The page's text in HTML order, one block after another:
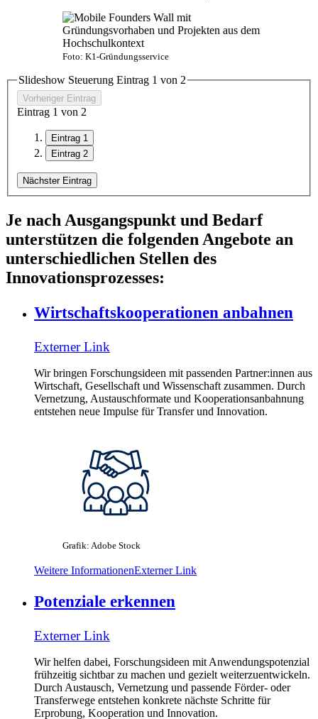
Foto: K1-Gründungsservice
Slideshow Steuerung Eintrag 1 von 2
Vorheriger Eintrag
Eintrag 1 von 2
Eintrag 1
Eintrag 2
Nächster Eintrag
Je nach Ausgangspunkt und Bedarf
unterstützen die folgenden Angebote an
unterschiedlichen Stellen des
Innovationsprozesses:
Wirtschaftskooperationen anbahnen
Externer Link
Wir bringen Forschungsideen mit passenden Partner:innen aus
Wirtschaft, Gesellschaft und Wissenschaft zusammen. Durch
Vernetzung, Austauschformate und Kooperationsanbahnung
entstehen neue Impulse für Transfer und Innovation.
Grafik: Adobe Stock
Weitere InformationenExterner Link
Potenziale erkennen
Externer Link
Wir helfen dabei, Forschungsideen mit Anwendungspotenzial
frühzeitig sichtbar zu machen und gezielt weiterzuentwickeln.
Durch Austausch, Vernetzung und passende Förder- oder
Transferwege entstehen konkrete nächste Schritte für
Erprobung, Kooperation und Innovation.